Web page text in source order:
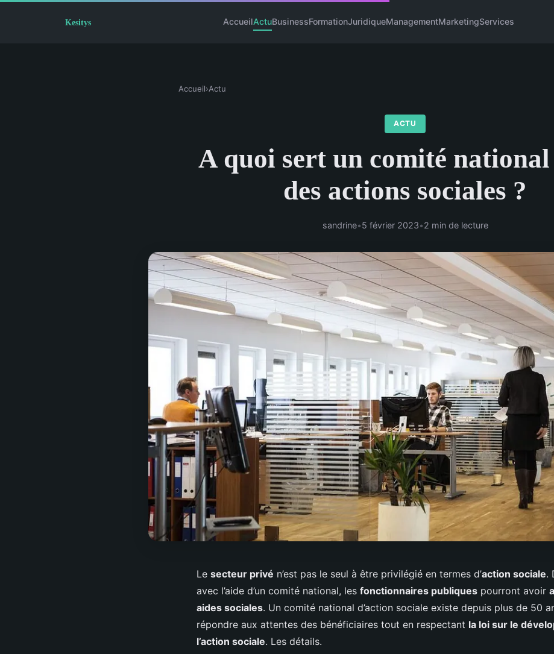
AccueilActuBusinessFormationJuridiqueManagementMarketingServices
Accueil›Actu
ACTU
A quoi sert un comité
des actions sociales ?
sandrine•5 février 2023•2 min de lecture
Le secteur privé n’est pas le seul à être privilégié en termes d’action sociale.
avec l’aide d’un comité national, les fonctionnaires publiques pourront avoir
aides sociales. Un comité national d’action sociale existe depuis plus de 50
répondre aux attentes des bénéficiaires tout en respectant la loi sur le
l’action sociale. Les détails.